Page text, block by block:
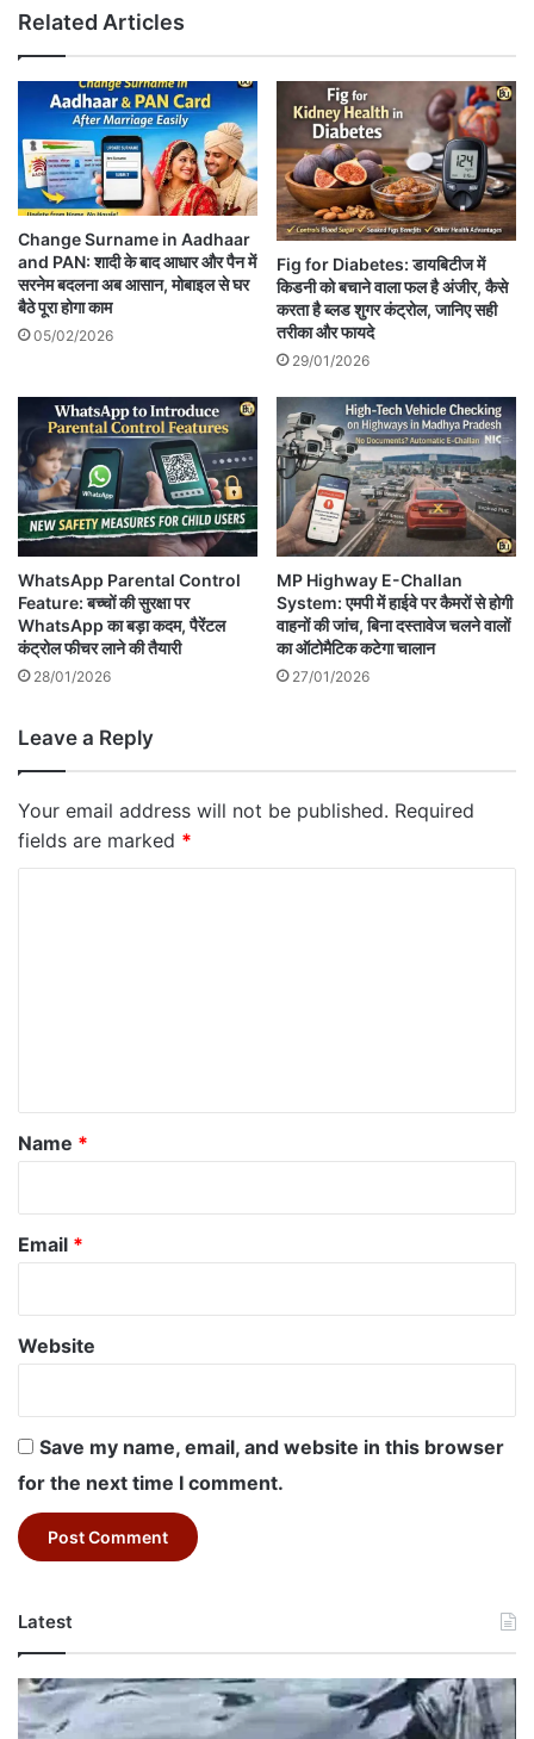
Related Articles
Change Surname in Aadhaar
and PAN: शादी के बाद आधार और पैन में
सरनेम बदलना अब आसान, मोबाइल से घर
बैठे पूरा होगा काम
05/02/2026
Fig for Diabetes: डायबिटीज में
किडनी को बचाने वाला फल है अंजीर, कैसे
करता है ब्लड शुगर कंट्रोल, जानिए सही
तरीका और फायदे
29/01/2026
WhatsApp Parental Control
Feature: बच्चों की सुरक्षा पर
WhatsApp का बड़ा कदम, पैरेंटल
कंट्रोल फीचर लाने की तैयारी
28/01/2026
MP Highway E-Challan
System: एमपी में हाईवे पर कैमरों से होगी
वाहनों की जांच, बिना दस्तावेज चलने वालों
का ऑटोमैटिक कटेगा चालान
27/01/2026
Leave a Reply
Your email address will not be published. Required
fields are marked *
*
Name *
Email *
Website
Save my name, email, and website in this browser
for the next time I comment.
Latest
Betul
RTO